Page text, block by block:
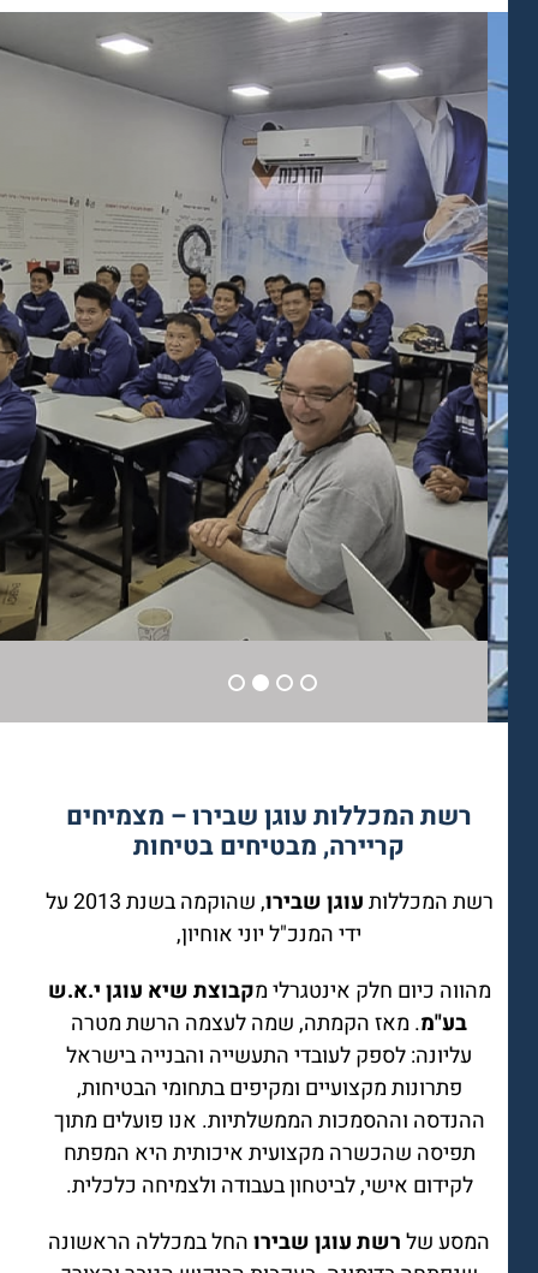
רשת המכללות עוגן שבירו – מצמיחים
קריירה, מבטיחים בטיחות
רשת המכללותעוגן שבירו
, שהוקמה בשנת 2013 על
ידי המנכ"ל יוני אוחיון,
מהווה כיום חלק אינטגרלי מקבוצת שיא עוגן י.א.ש
בע"מ. מאז הקמתה, שמה לעצמה הרשת מטרה
עליונה: לספק לעובדי התעשייה והבנייה בישראל
פתרונות מקצועיים ומקיפים בתחומי הבטיחות,
ההנדסה וההסמכות הממשלתיות. אנו פועלים מתוך
תפיסה שהכשרה מקצועית איכותית היא המפתח
לקידום אישי, לביטחון בעבודה ולצמיחה כלכלית.
המסע שלרשת עוגן שבירוהחל במכללה הראשונה